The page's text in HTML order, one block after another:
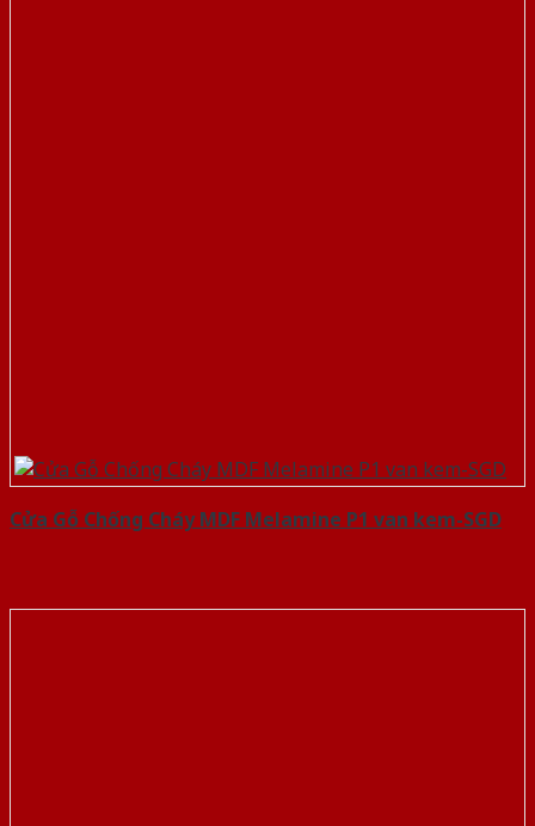
Cửa Gỗ Chống Cháy MDF Melamine P1 van kem-SGD